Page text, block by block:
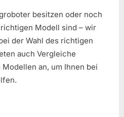
besitzen oder noch
Modell sind – wir
der Wahl des richtigen
auch Vergleiche
an, um Ihnen bei